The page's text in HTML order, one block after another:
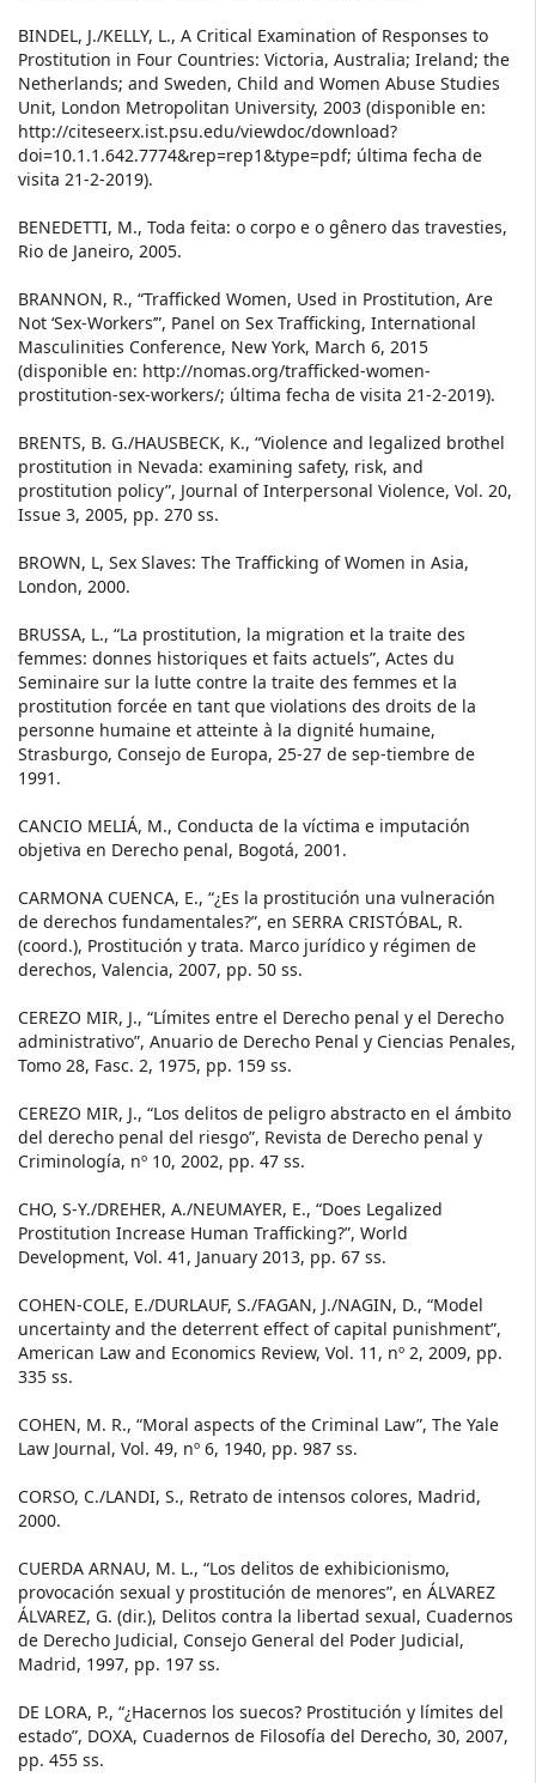
BINDEL, J./KELLY, L., A Critical Examination of Responses to
Prostitution in Four Countries: Victoria, Australia; Ireland; the
Netherlands; and Sweden, Child and Women Abuse Studies
Unit, London Metropolitan University, 2003 (disponible en:
http://citeseerx.ist.psu.edu/viewdoc/download?
doi=10.1.1.642.7774&rep=rep1&type=pdf; última fecha de
visita 21-2-2019).
BENEDETTI, M., Toda feita: o corpo e o gênero das travesties,
Rio de Janeiro, 2005.
BRANNON, R., “Trafficked Women, Used in Prostitution, Are
Not ‘Sex-Workers’”, Panel on Sex Trafficking, International
Masculinities Conference, New York, March 6, 2015
(disponible en: http://nomas.org/trafficked-women-
prostitution-sex-workers/; última fecha de visita 21-2-2019).
BRENTS, B. G./HAUSBECK, K., “Violence and legalized brothel
prostitution in Nevada: examining safety, risk, and
prostitution policy”, Journal of Interpersonal Violence, Vol. 20,
Issue 3, 2005, pp. 270 ss.
BROWN, L, Sex Slaves: The Trafficking of Women in Asia,
London, 2000.
BRUSSA, L., “La prostitution, la migration et la traite des
femmes: donnes historiques et faits actuels”, Actes du
Seminaire sur la lutte contre la traite des femmes et la
prostitution forcée en tant que violations des droits de la
personne humaine et atteinte à la dignité humaine,
Strasburgo, Consejo de Europa, 25-27 de sep-tiembre de
1991.
CANCIO MELIÁ, M., Conducta de la víctima e imputación
objetiva en Derecho penal, Bogotá, 2001.
CARMONA CUENCA, E., “¿Es la prostitución una vulneración
de derechos fundamentales?”, en SERRA CRISTÓBAL, R.
(coord.), Prostitución y trata. Marco jurídico y régimen de
derechos, Valencia, 2007, pp. 50 ss.
CEREZO MIR, J., “Límites entre el Derecho penal y el Derecho
administrativo”, Anuario de Derecho Penal y Ciencias Penales,
Tomo 28, Fasc. 2, 1975, pp. 159 ss.
CEREZO MIR, J., “Los delitos de peligro abstracto en el ámbito
del derecho penal del riesgo”, Revista de Derecho penal y
Criminología, nº 10, 2002, pp. 47 ss.
CHO, S-Y./DREHER, A./NEUMAYER, E., “Does Legalized
Prostitution Increase Human Trafficking?”, World
Development, Vol. 41, January 2013, pp. 67 ss.
COHEN-COLE, E./DURLAUF, S./FAGAN, J./NAGIN, D., “Model
uncertainty and the deterrent effect of capital punishment”,
American Law and Economics Review, Vol. 11, nº 2, 2009, pp.
335 ss.
COHEN, M. R., “Moral aspects of the Criminal Law”, The Yale
Law Journal, Vol. 49, nº 6, 1940, pp. 987 ss.
CORSO, C./LANDI, S., Retrato de intensos colores, Madrid,
2000.
CUERDA ARNAU, M. L., “Los delitos de exhibicionismo,
provocación sexual y prostitución de menores”, en ÁLVAREZ
ÁLVAREZ, G. (dir.), Delitos contra la libertad sexual, Cuadernos
de Derecho Judicial, Consejo General del Poder Judicial,
Madrid, 1997, pp. 197 ss.
DE LORA, P., “¿Hacernos los suecos? Prostitución y límites del
estado”, DOXA, Cuadernos de Filosofía del Derecho, 30, 2007,
pp. 455 ss.